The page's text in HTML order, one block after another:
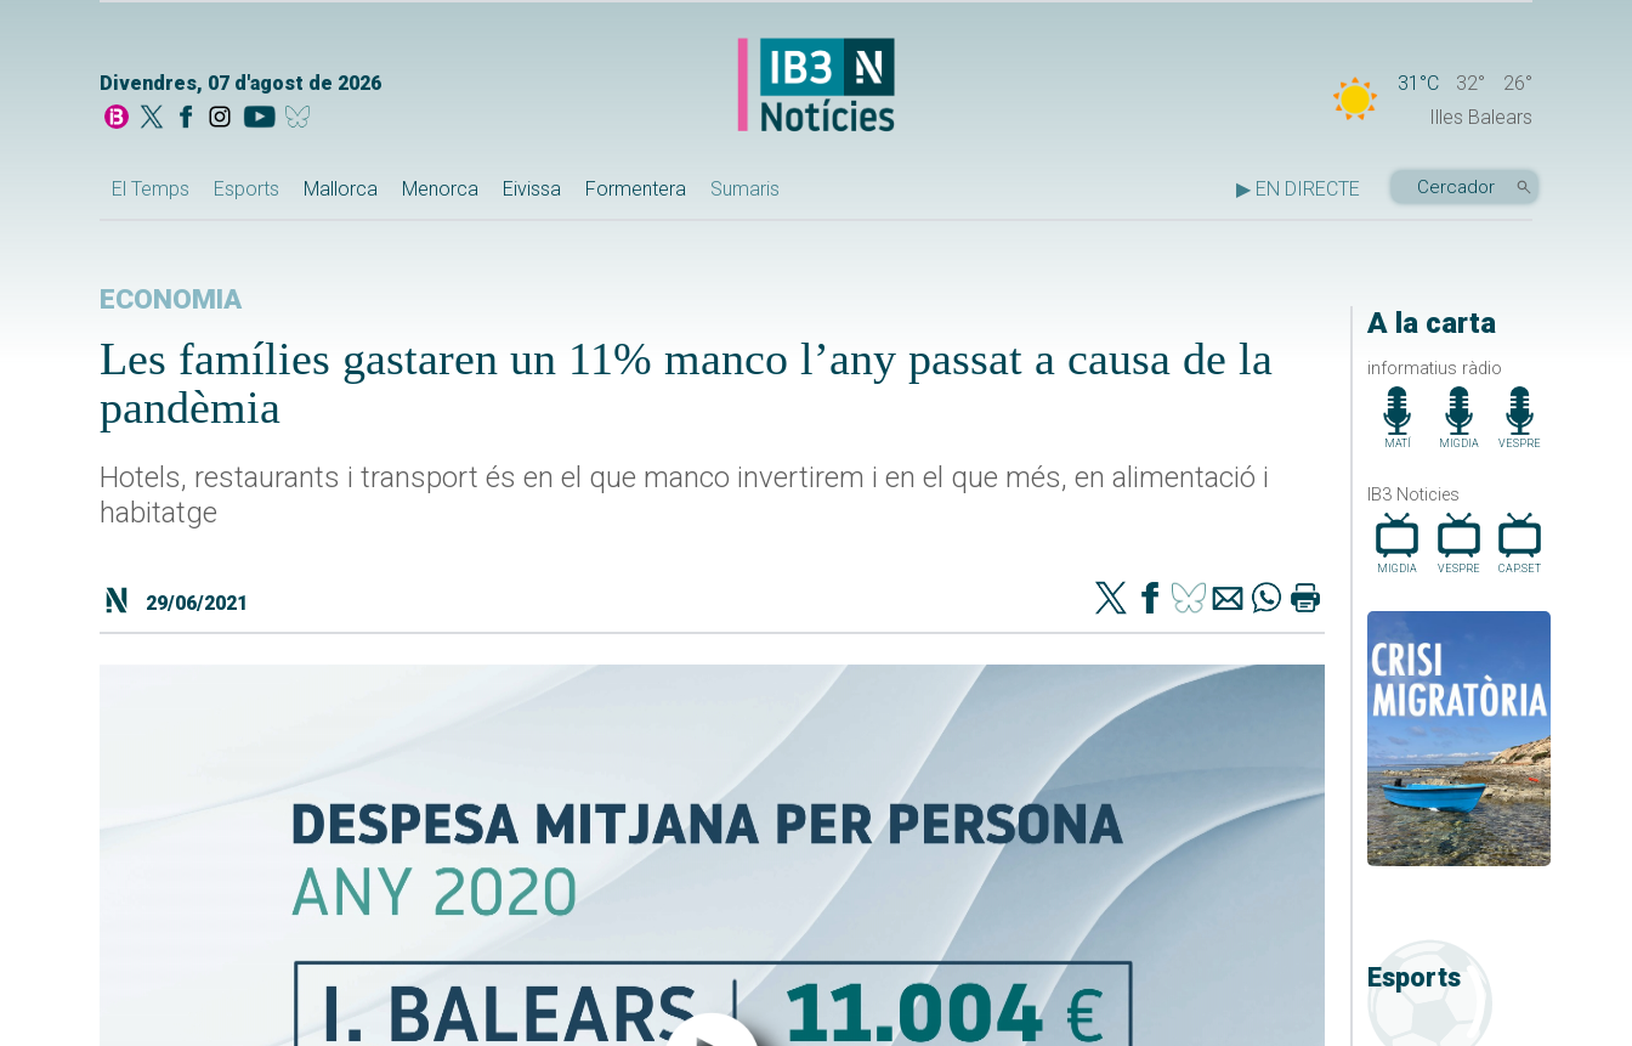
Divendres, 07 d'agost de 2026 31°C 32°
26°
Illes Balears
El Temps Esports Mallorca Menorca Eivissa Formentera Sumaris ▶ EN DIRECTE
A la carta
informatius ràdio
MATÍ MIGDIA VESPRE
IB3 Noticies
MIGDIA VESPRE CAP.SET
Esports
ECONOMIA
Les famílies gastaren un 11% manco l’any passat a causa de la
pandèmia
Hotels, restaurants i transport és en el que manco invertirem i en el que més, en alimentació i
habitatge
29/06/2021